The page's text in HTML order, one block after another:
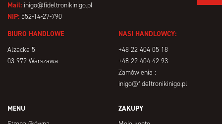
Mail: inigo@fideltronikinigo.pl
NIP: 552-14-27-790
BIURO HANDLOWE
Alzacka 5
03-972 Warszawa
NASI HANDLOWCY:
+48 22 404 05 18
+48 22 404 42 93
Zamówienia :
inigo@fideltronikinigo.pl
MENU
ZAKUPY